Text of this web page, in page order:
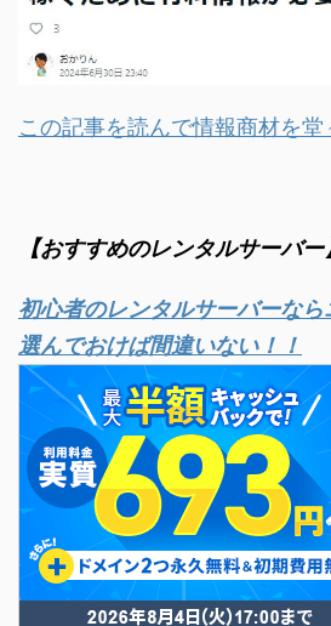
この記事を読んで情報商材を堂
【おすすめのレンタルサーバー
初心者のレンタルサーバーな
選んでおけば間違いない！！